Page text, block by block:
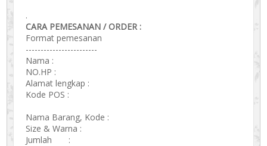
.
CARA PEMESANAN / ORDER :
Format pemesanan
------------------------
Nama :
NO.HP :
Alamat lengkap :
Kode POS :
Nama Barang, Kode :
Size & Warna :
Jumlah :